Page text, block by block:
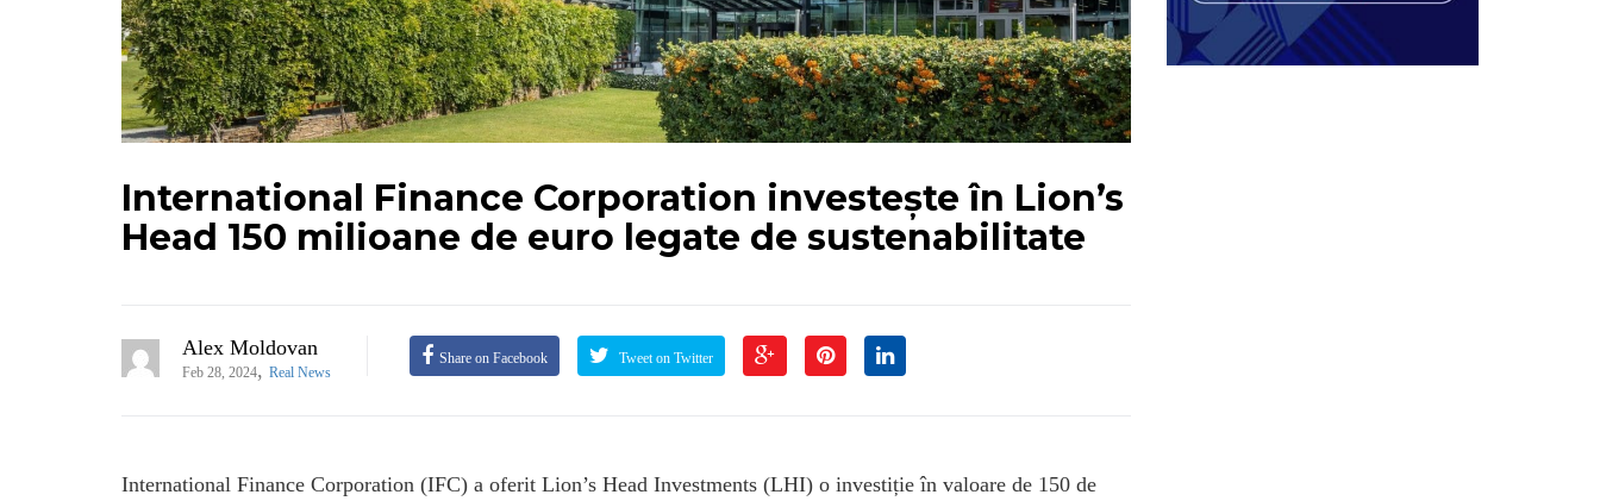
International Finance Corporation investește în Lion’s
Head 150 milioane de euro legate de sustenabilitate
Alex Moldovan
Feb 28, 2024, Real News
Share on Facebook Tweet on Twitter
International Finance Corporation (IFC) a oferit Lion’s Head Investments (LHI) o investiție în valoare de 150 de